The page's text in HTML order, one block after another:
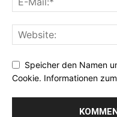
Speicher den Namen
Cookie. Informationen